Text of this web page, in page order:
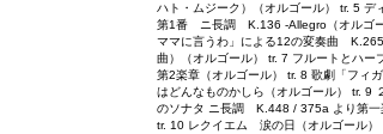
ハト・ムジーク）（オルゴール） tr. 5 デ
第1番 ニ長調 K.136 -Allegro（オルゴー
ママに言うわ」による12の変奏曲 K.265
曲）（オルゴール） tr. 7 フルートとハ
第2楽章（オルゴール） tr. 8 歌劇「フィガ
はどんなものかしら（オルゴール） tr. 9
のソナタ ニ長調 K.448 / 375a より第一
tr. 10 レクイエム 涙の日（オルゴール）